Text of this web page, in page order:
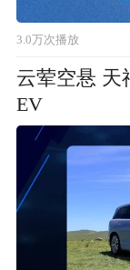
3.0万次播放
云荤空悬 天
EV